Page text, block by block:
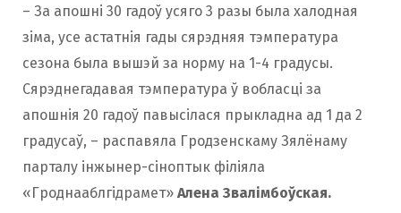
– За апошні 30 гадоў усяго 3 разы была халодная
зіма, усе астатнія гады сярэдняя тэмпература
сезона была вышэй за норму на 1-4 градусы.
Сярэднегадавая тэмпература ў вобласці за
апошнія 20 гадоў павысілася прыкладна ад 1 да 2
градусаў, – распавяла Гродзенскаму Зялёнаму
парталу інжынер-сіноптык філіяла
«Гроднааблгідрамет» Алена Звалімбоўская.